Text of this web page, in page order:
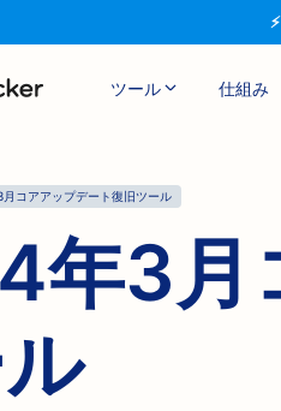
ツール 仕組み
コアアップデート復旧ツール
年3月